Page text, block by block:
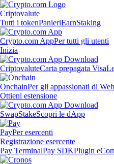
Criptovalute
Tutti i tokenPanieriEarnStaking
Crypto.com AppPer tutti gli utenti
Inizia
CriptovaluteCarta prepagata Visa
OnchainPer gli appassionati di
Ottieni estensione
SwapStakeScopri le dApp
PayPer esercenti
Registrazione esercente
Pay TerminalPay SDKPlugin